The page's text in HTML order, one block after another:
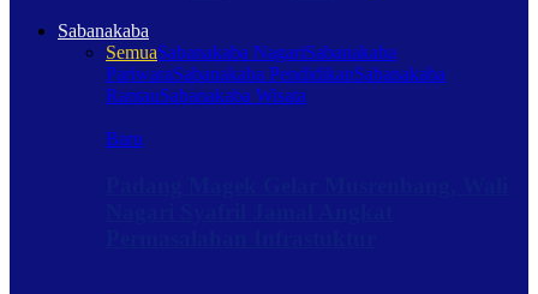
Sabanakaba
SemuaSabanakaba NagariSabanakaba
PariwaraSabanakaba PendidikanSabanakaba
RantauSabanakaba Wisata
Baru